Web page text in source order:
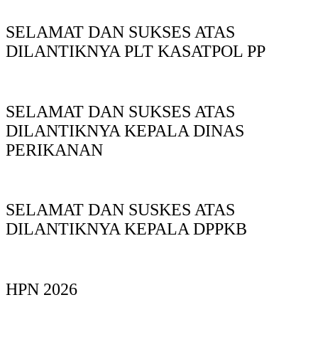
SELAMAT DAN SUKSES ATAS
DILANTIKNYA PLT KASATPOL PP
SELAMAT DAN SUKSES ATAS
DILANTIKNYA KEPALA DINAS
PERIKANAN
SELAMAT DAN SUSKES ATAS
DILANTIKNYA KEPALA DPPKB
HPN 2026